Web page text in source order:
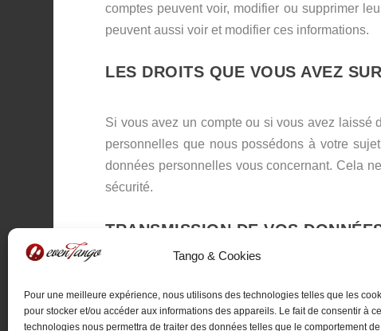
Tango & Cookies
Pour une meilleure expérience, nous utilisons des technologies telles que les
pour stocker et/ou accéder aux informations des appareils. Le fait de consentir à
technologies nous permettra de traiter des données telles que le comportement de
comptes peuvent voir, modifier ou supprimer
peuvent aussi voir et modifier ces informations.
LES DROITS QUE VOUS AVEZ
Si vous avez un compte ou si vous avez laissé
personnelles que nous possédons à votre
données personnelles vous concernant. Cela
sécurité.
TRANSMISSION DE VOS
Les commentaires des visiteurs peuvent être